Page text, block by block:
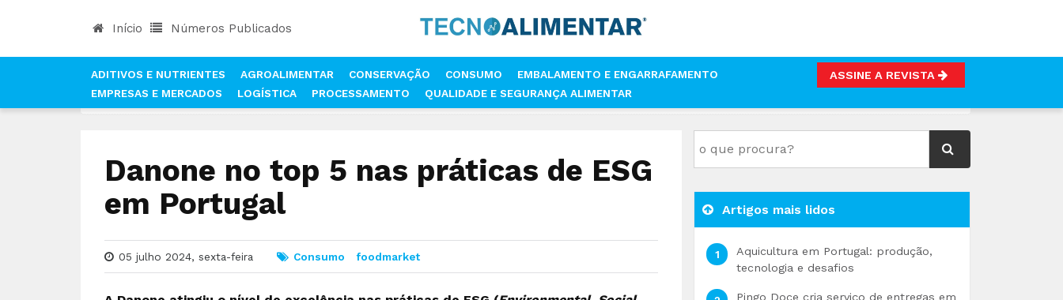
Início Números Publicados
ADITIVOS E NUTRIENTES AGROALIMENTAR CONSERVAÇÃO CONSUMO
EMBALAMENTO E ENGARRAFAMENTO
EMPRESAS E MERCADOS
LOGÍSTICA PROCESSAMENTO QUALIDADE E SEGURANÇA ALIMENTAR
ASSINE A REVISTA
DANONE NO TOP 5 NAS PRÁTICAS DE ESG EM PORTUGAL
Danone no top 5 nas práticas de ESG
em Portugal
05 julho 2024, sexta-feira Consumo foodmarket
Artigos mais lidos
Aquicultura em Portugal: produção,
tecnologia e desafios
Pingo Doce cria serviço de entregas em